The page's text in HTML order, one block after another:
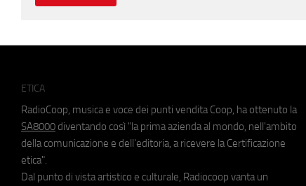
ETICA
RadioCoop, musica e voce dei punti vendita Coop, ha ottenuto la
SA8000 diventando così "la prima azienda al mondo, nell'ambito
della comunicazione e dell'editoria, a ricevere la Certificazione
etica".
Dal punto di vista artistico e culturale, Radiocoop vanta un